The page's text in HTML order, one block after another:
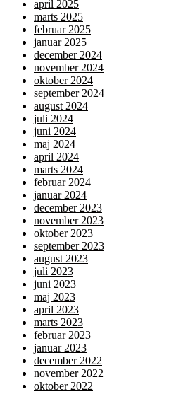
april 2025
marts 2025
februar 2025
januar 2025
december 2024
november 2024
oktober 2024
september 2024
august 2024
juli 2024
juni 2024
maj 2024
april 2024
marts 2024
februar 2024
januar 2024
december 2023
november 2023
oktober 2023
september 2023
august 2023
juli 2023
juni 2023
maj 2023
april 2023
marts 2023
februar 2023
januar 2023
december 2022
november 2022
oktober 2022